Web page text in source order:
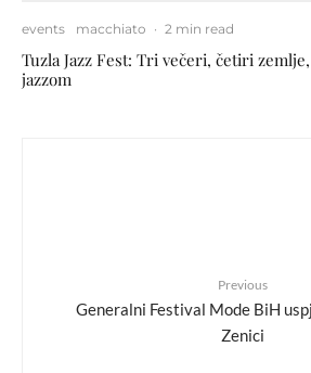
events macchiato · 2 min read
Tuzla Jazz Fest: Tri večeri, četiri
jazzom
Previous
Generalni Festival Mode BiH
Zenici